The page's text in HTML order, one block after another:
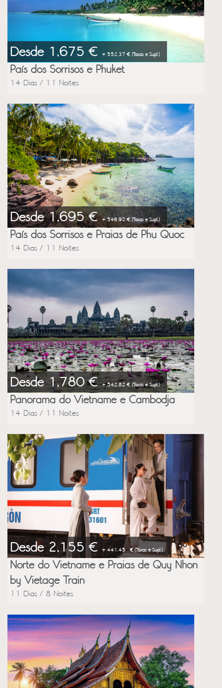
Desde 1,675 € + 552.37 € (Taxas e Supl.)
País dos Sorrisos e Phuket
14 Dias / 11 Noites
Desde 1,695 €+ 546.92 € (Taxas e Supl.)
País dos Sorrisos e Praias de Phu Quoc
14 Dias / 11 Noites
Desde 1,780 €+ 542.82 € (Taxas e Supl.)
Panorama do Vietname e Cambodja
14 Dias / 11 Noites
Desde 2,155 € + 441.45 € (Taxas e Supl.)
Norte do Vietname e Praias de Quy Nhon
by Vietage Train
11 Dias / 8 Noites